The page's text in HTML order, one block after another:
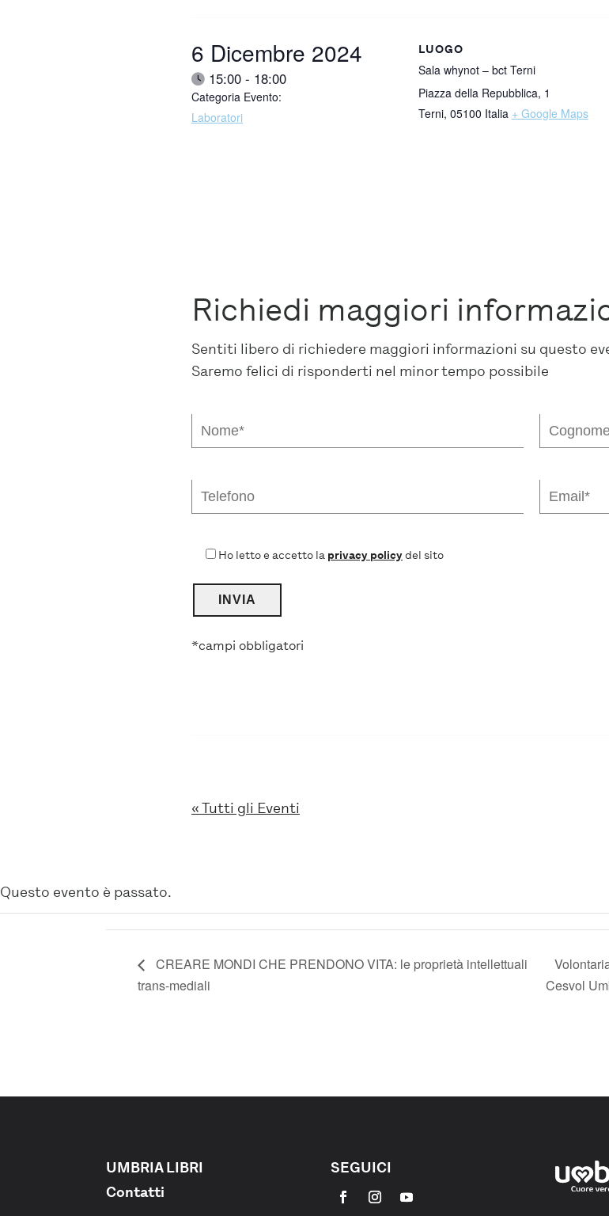
Data:
6 Dicembre 2024
Ora:15:00 - 18:00
Categoria Evento:
Laboratori
LUOGO
Sala whynot – bct Terni
Piazza della Repubblica, 1
Terni, 05100 Italia + Google Maps
Richiedi maggiori
Sentiti libero di richiedere maggiori informazioni su questo
Saremo felici di risponderti nel minor tempo possibile
Ho letto e accetto la privacy policydel sito
*campi obbligatori
« Tutti gli Eventi
Questo evento è passato.
CREARE MONDI CHE PRENDONO VITA: le proprietà intellettuali
trans-mediali
Cesvol
UMBRIA LIBRI
Contatti
SEGUICI